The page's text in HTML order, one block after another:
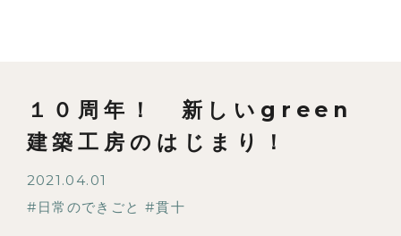
１０周年！ 新しいgreen
建築工房のはじまり！
2021.04.01
日常のできごと
貫十